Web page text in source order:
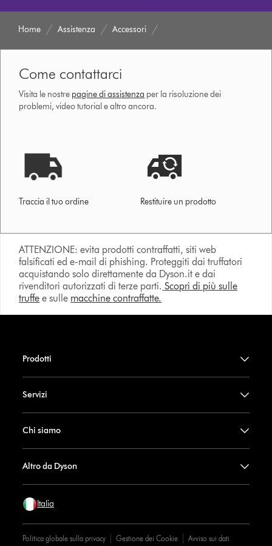
Home Assistenza Accessori
Come contattarci
Visita le nostre pagine di assistenza per la risoluzione dei
problemi, video tutorial e altro ancora.
Traccia il tuo ordine Restituire un prodotto
ATTENZIONE: evita prodotti contraffatti, siti web
falsificati ed e-mail di phishing. Proteggiti dai truffatori
acquistando solo direttamente da Dyson.it e dai
rivenditori autorizzati di terze parti. Scopri di più sulle
truffe e sulle macchine contraffatte.
Prodotti
Servizi
Chi siamo
Altro da Dyson
Italia
Politica globale sulla privacy Gestione dei Cookie Avviso sui dati